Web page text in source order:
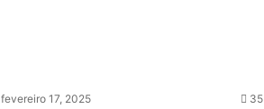
fevereiro 17, 2025 35